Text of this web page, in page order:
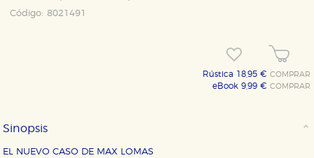
Código: 8021491
Rústica 18,95 €COMPRAR
eBook 9,99 €COMPRAR
Sinopsis
EL NUEVO CASO DE MAX LOMAS